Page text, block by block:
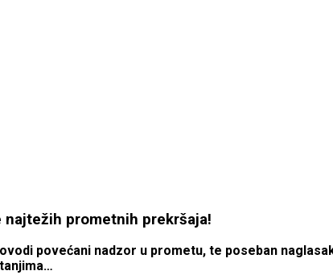
najtežih prometnih prekršaja!
povećani nadzor u prometu, te poseban